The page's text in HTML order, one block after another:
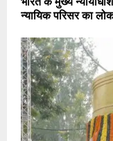
न्यायिक परिसर का